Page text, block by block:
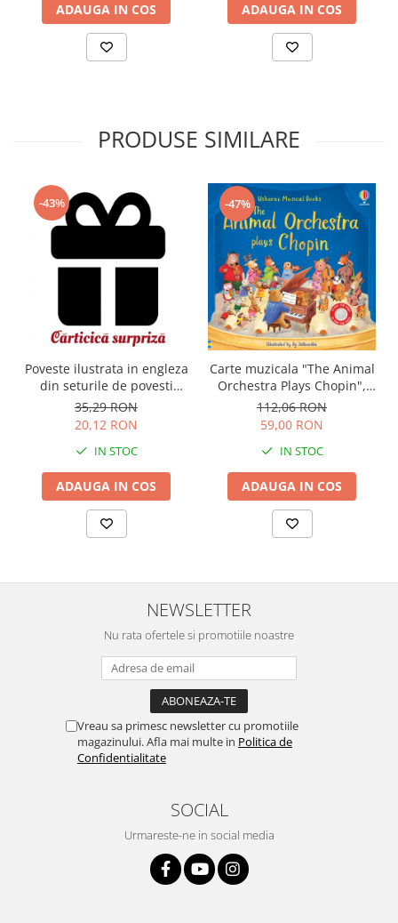
ADAUGA IN COS ADAUGA IN COS
PRODUSE SIMILARE
-43%
Poveste ilustrata in engleza
din seturile de povesti
Usborne
35,29 RON
20,12 RON
IN STOC
ADAUGA IN COS
-47%
Carte muzicala "The Animal
Orchestra Plays Chopin",
cartonata, Usborne
112,06 RON
59,00 RON
IN STOC
ADAUGA IN COS
NEWSLETTER
Nu rata ofertele si promotiile noastre
Vreau sa primesc newsletter cu promotiile
magazinului. Afla mai multe in Politica de
Confidentialitate
SOCIAL
Urmareste-ne in social media